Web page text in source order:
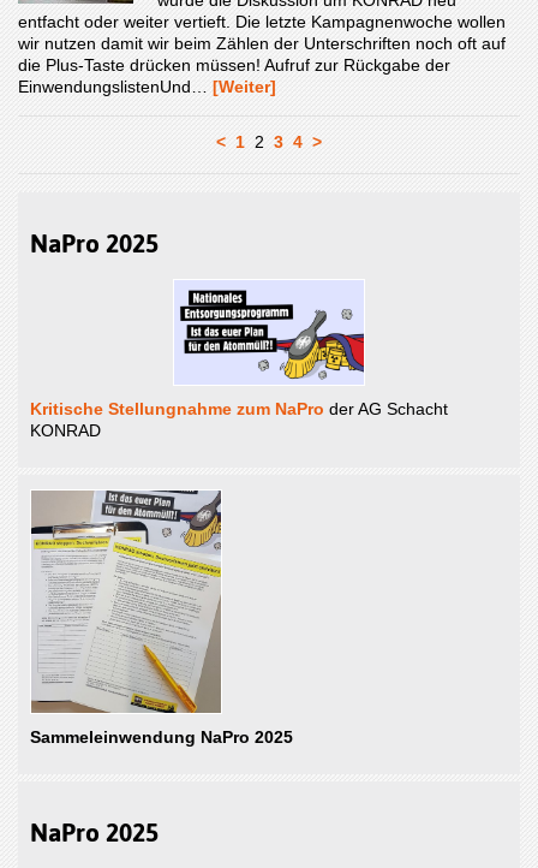
NaPro 2025
Kritische Stellungnahme zum NaPro der AG Schacht
KONRAD
Sammeleinwendung NaPro 2025
NaPro 2025
entfacht oder weiter vertieft. Die letzte Kampagnenwoche wollen
wir nutzen damit wir beim Zählen der Unterschriften noch oft auf
die Plus-Taste drücken müssen! Aufruf zur Rückgabe der
EinwendungslistenUnd… [Weiter]
< 1 2 3 4 >